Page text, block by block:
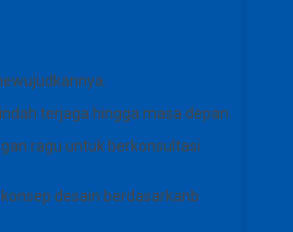
terjaga hingga masa depan.
ragu untuk berkonsultasi
desain berdasarkanb